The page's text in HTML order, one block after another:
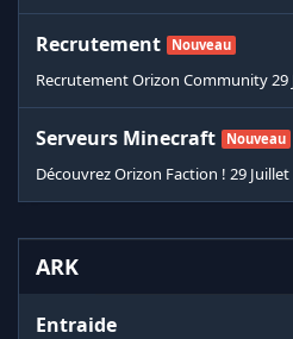
Recrutement Nouveau
Recrutement Orizon Community29
Serveurs Minecraft Nouveau
Découvrez Orizon Faction ! 29 Juillet
ARK
Entraide